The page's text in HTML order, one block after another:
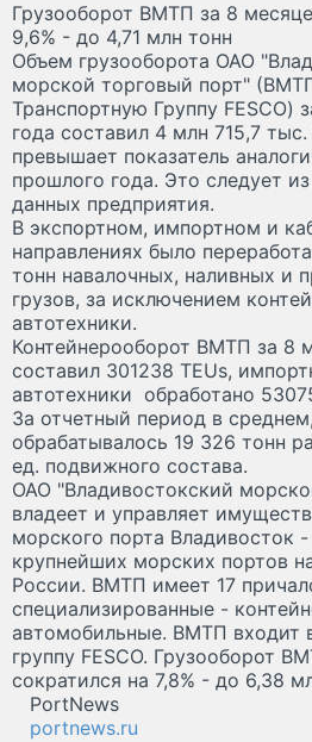
Грузооборот ВМТП за 8
9,6% - до 4,71 млн тонн
Объем грузооборота ОАО
морской торговый порт"
Транспортную Группу FESCO)
года составил 4 млн 715,7
превышает показатель
прошлого года. Это следует
данных предприятия.
В экспортном, импортном и
направлениях было
тонн навалочных, наливных и
грузов, за исключением
автотехники.
Контейнерооборот ВМТП за 8
составил 301238 TEUs,
автотехники обработано
За отчетный период в
обрабатывалось 19 326 тонн
ед. подвижного состава.
ОАО "Владивостокский
владеет и управляет
морского порта Владивосток
крупнейших морских портов
России. ВМТП имеет 17
специализированные -
автомобильные. ВМТП входит
группу FESCO. Грузооборот
сократился на 7,8% - до 6,38
PortNews
portnews.ru